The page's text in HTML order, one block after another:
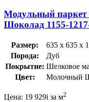
Модульный
Шоколад 1155-
Размер:
635 x 635 x
Порода:
Дуб
Покрытие: Шелковое
Цвет:
Молочный
Цена: 19 929i за м2